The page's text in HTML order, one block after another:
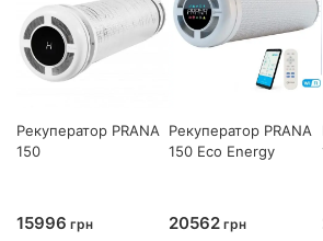
Рекуператор PRANA
150
15996 грн
Рекуператор PRANA
150 Eco Energy
20562 грн